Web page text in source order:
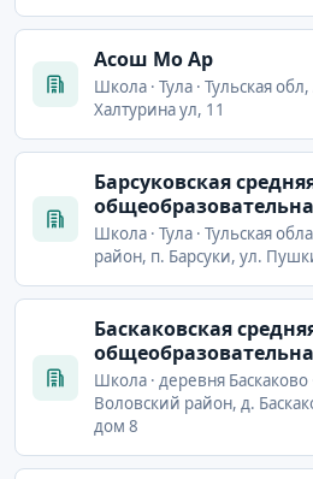
Асош Мо Ар
Школа · Тула · Тульская
Халтурина ул, 11
Барсуковская
Школа · Тула · Тульская
район, п. Барсуки, ул.
Баскаковская
Школа · деревня Баскаково
Воловский район, д.
дом 8